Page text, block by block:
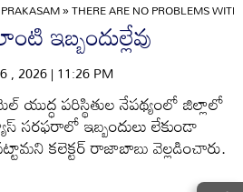
PRAKASAM»THERE ARE NO PROBLEMS
ఇబ్బందుల్లేవు
, 2026 | 11:26 PM
పరిస్థితుల నేపథ్యంలో జిల్లాలో
సరఫరాలో ఇబ్బందులు లేకుండా
కలెక్టర్‌ రాజాబాబు వెల్లడించారు.